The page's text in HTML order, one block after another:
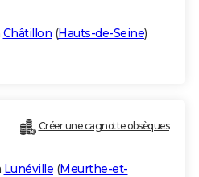
Châtillon (Hauts-de-Seine)
Créer une cagnotte obsèques
Lunéville (Meurthe-et-